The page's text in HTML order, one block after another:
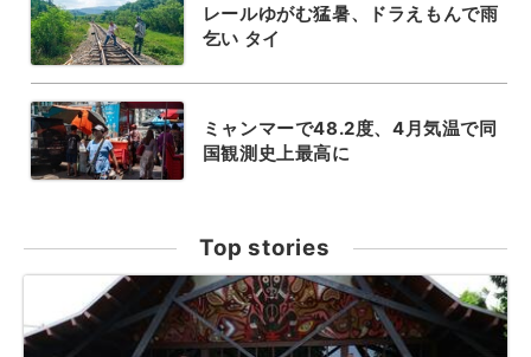
レールゆがむ猛暑、ドラえもんで雨
乞い タイ
ミャンマーで48.2度、4月気温で同
国観測史上最高に
Top stories